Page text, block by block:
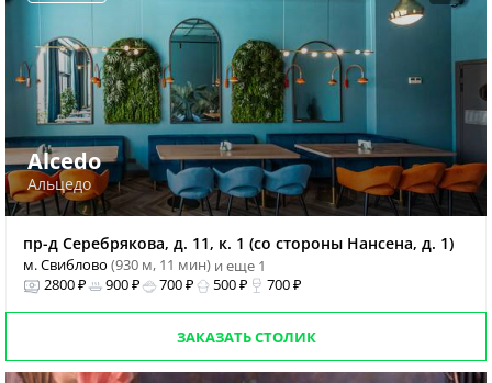
Alcedo
Альцедо
пр-д Серебрякова, д. 11, к. 1 (со стороны Нансена, д. 1)
м. Свиблово (930 м, 11 мин) и еще 1
2800 ₽
900 ₽ 700 ₽ 500 ₽ 700 ₽
ЗАКАЗАТЬ СТОЛИК